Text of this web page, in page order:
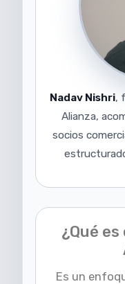
Nadav Nishri,
Alianza,
socios
¿Qué
Es un